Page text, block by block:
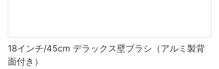
18インチ/45cm デラックス壁ブラシ（アルミ製背
面付き）